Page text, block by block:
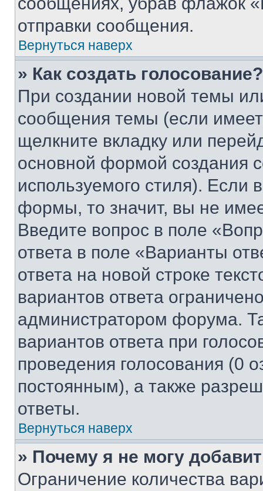
отправки сообщения.
Вернуться наверх
» Как создать голосование?
При создании новой темы
сообщения темы (если
щелкните вкладку или
основной формой создания
используемого стиля). Если
формы, то значит, вы не
Введите вопрос в поле
ответа в поле «Варианты
ответа на новой строке
вариантов ответа
администратором форума.
вариантов ответа при
проведения голосования (0
постоянным), а также
ответы.
Вернуться наверх
» Почему я не могу
Ограничение количества